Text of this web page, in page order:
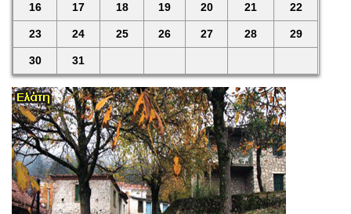
16 17 18 19 20 21 22
23 24 25 26 27 28 29
30 31